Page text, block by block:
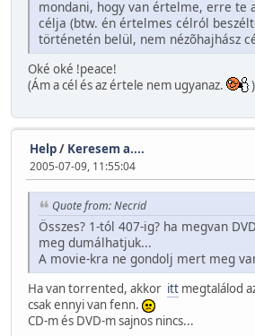
mondani, hogy van értelme, erre te
célja (btw. én értelmes célról
történetén belül, nem nézõhajhász
Oké oké !peace!
(Ám a cél és az értele nem ugyanaz.
)
Help/ Keresem a....
2005-07-09, 11:55:04
Quote from: Necrid
Összes? 1-tól 407-ig? ha megvan
meg dumálhatjuk...
A movie-kra ne gondolj mert meg
Ha van torrented, akkor itt megtalálod
csak ennyi van fenn.
CD-m és DVD-m sajnos nincs...